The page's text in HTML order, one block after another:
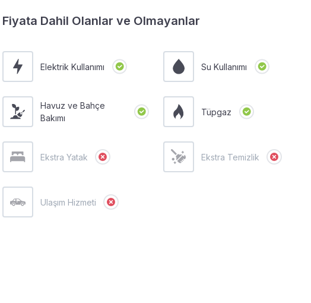
Fiyata Dahil Olanlar ve Olmayanlar
Elektrik Kullanımı Su Kullanımı
Havuz ve Bahçe
Bakımı
Tüpgaz
Ekstra Yatak Ekstra Temizlik
Ulaşım Hizmeti